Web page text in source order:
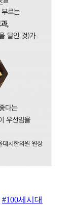
#100세시대